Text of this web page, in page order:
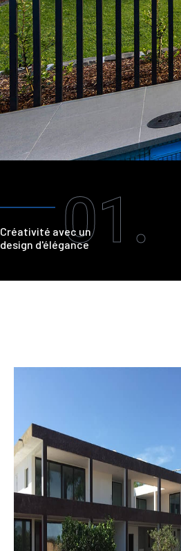
01.
Créativité avec un
design d'élégance